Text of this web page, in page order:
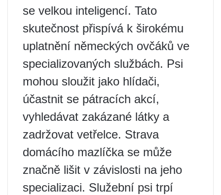
se velkou inteligencí. Tato
skutečnost přispívá k širokému
uplatnění německých ovčáků ve
specializovaných službách. Psi
mohou sloužit jako hlídači,
účastnit se pátracích akcí,
vyhledávat zakázané látky a
zadržovat vetřelce. Strava
domácího mazlíčka se může
značně lišit v závislosti na jeho
specializaci. Služební psi trpí